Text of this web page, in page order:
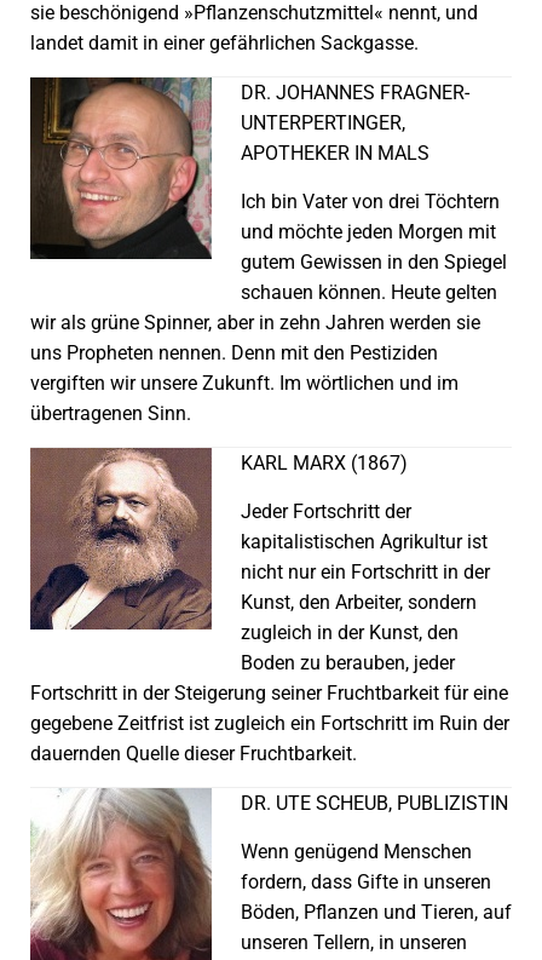
sie beschönigend »Pflanzenschutzmittel« nennt, und
landet damit in einer gefährlichen Sackgasse.
DR. JOHANNES FRAGNER-
UNTERPERTINGER,
APOTHEKER IN MALS
Ich bin Vater von drei Töchtern
und möchte jeden Morgen mit
gutem Gewissen in den Spiegel
schauen können. Heute gelten
wir als grüne Spinner, aber in zehn Jahren werden sie
uns Propheten nennen. Denn mit den Pestiziden
vergiften wir unsere Zukunft. Im wörtlichen und im
übertragenen Sinn.
KARL MARX (1867)
Jeder Fortschritt der
kapitalistischen Agrikultur ist
nicht nur ein Fortschritt in der
Kunst, den Arbeiter, sondern
zugleich in der Kunst, den
Boden zu berauben, jeder
Fortschritt in der Steigerung seiner Fruchtbarkeit für eine
gegebene Zeitfrist ist zugleich ein Fortschritt im Ruin der
dauernden Quelle dieser Fruchtbarkeit.
DR. UTE SCHEUB, PUBLIZISTIN
Wenn genügend Menschen
fordern, dass Gifte in unseren
Böden, Pflanzen und Tieren, auf
unseren Tellern, in unseren